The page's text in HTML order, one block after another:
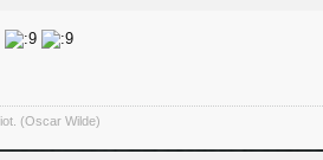
(Oscar Wilde)